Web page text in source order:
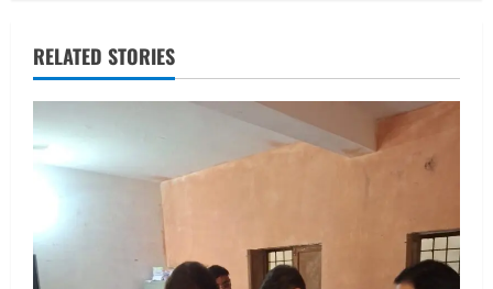
v
i
g
t
RELATED STORIES